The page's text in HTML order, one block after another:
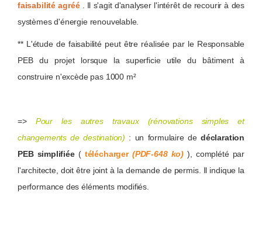
faisabilité agréé. Il s'agit d'analyser l'intérêt de recourir à des
systèmes d'énergie renouvelable.
** L'étude de faisabilité peut être réalisée par le Responsable
PEB du projet lorsque la superficie utile du bâtiment à
construire n'excède pas 1000 m²
=> Pour les autres travaux (rénovations simples et
changements de destination) : un formulaire de déclaration
PEB simplifiée ( télécharger(PDF-648 ko) ), complété par
l'architecte, doit être joint à la demande de permis. Il indique la
performance des éléments modifiés.